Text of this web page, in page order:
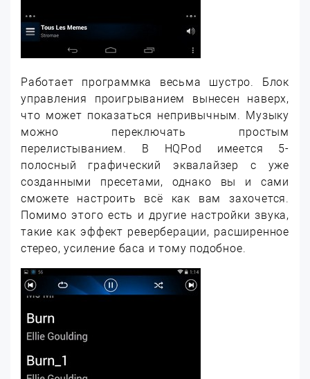
Работает программка весьма шустро. Блок
управления проигрыванием вынесен наверх,
что может показаться непривычным. Музыку
можно переключать простым
перелистыванием. В HQPod имеется 5-
полосный графический эквалайзер с уже
созданными пресетами, однако вы и сами
сможете настроить всё как вам захочется.
Помимо этого есть и другие настройки звука,
такие как эффект реверберации, расширенное
стерео, усиление баса и тому подобное.